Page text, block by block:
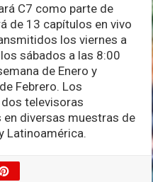
C7 como parte de
de 13 capítulos en vivo
los viernes a
sábados a las 8:00
de Enero y
Febrero. Los
televisoras
en diversas muestras de
Latinoamérica.